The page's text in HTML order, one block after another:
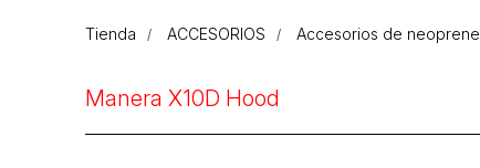
Tienda ACCESORIOS Accesorios de neoprene
Manera X10D Hood